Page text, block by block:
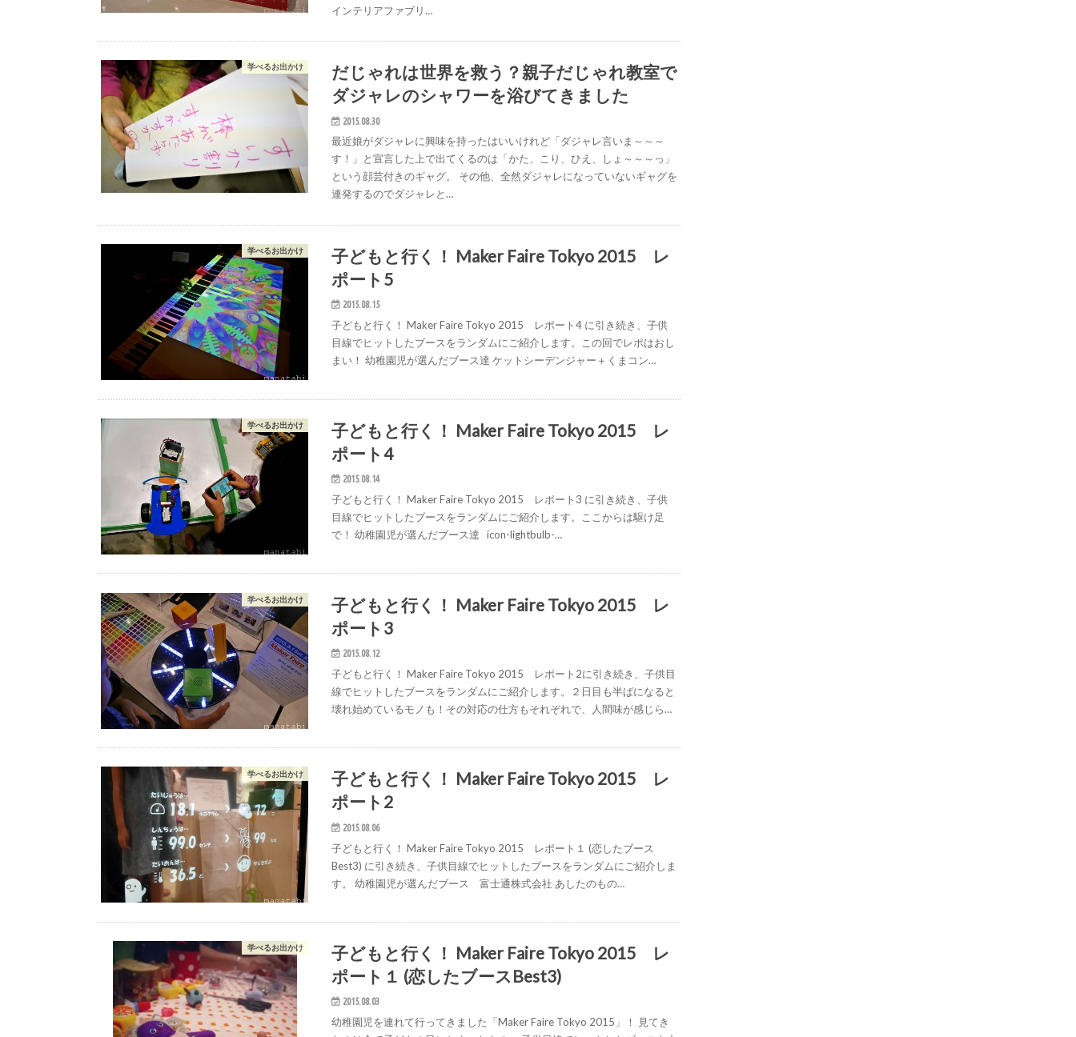
インテリアファブリ…
学べるお出かけ
だじゃれは世界を救う？親子だじゃれ教室で
ダジャレのシャワーを浴びてきました
2015.08.30
最近娘がダジャレに興味を持ったはいいけれど「ダジャレ言いま～～～
す！」と宣言した上で出てくるのは「かた、こり、ひえ、しょ～～～っ」
という顔芸付きのギャグ。 その他、全然ダジャレになっていないギャグを
連発するのでダジャレと…
学べるお出かけ
子どもと行く！ Maker Faire Tokyo 2015 レ
ポート5
2015.08.15
子どもと行く！ Maker Faire Tokyo 2015 レポート4 に引き続き、子供
目線でヒットしたブースをランダムにご紹介します。この回でレポはおし
まい！ 幼稚園児が選んだブース達 ケットシーデンジャー＋くまコン…
学べるお出かけ
子どもと行く！ Maker Faire Tokyo 2015 レ
ポート4
2015.08.14
子どもと行く！ Maker Faire Tokyo 2015 レポート3 に引き続き、子供
目線でヒットしたブースをランダムにご紹介します。ここからは駆け足
で！ 幼稚園児が選んだブース達 icon-lightbulb-…
学べるお出かけ
子どもと行く！ Maker Faire Tokyo 2015 レ
ポート3
2015.08.12
子どもと行く！ Maker Faire Tokyo 2015 レポート2に引き続き、子供目
線でヒットしたブースをランダムにご紹介します。２日目も半ばになると
壊れ始めているモノも！その対応の仕方もそれぞれで、人間味が感じら…
学べるお出かけ
子どもと行く！ Maker Faire Tokyo 2015 レ
ポート2
2015.08.06
子どもと行く！ Maker Faire Tokyo 2015 レポート１ (恋したブース
Best3) に引き続き、子供目線でヒットしたブースをランダムにご紹介しま
す。 幼稚園児が選んだブース 富士通株式会社 あしたのもの…
学べるお出かけ
子どもと行く！ Maker Faire Tokyo 2015 レ
ポート１ (恋したブースBest3)
2015.08.03
幼稚園児を連れて行ってきました「Maker Faire Tokyo 2015」！ 見てき